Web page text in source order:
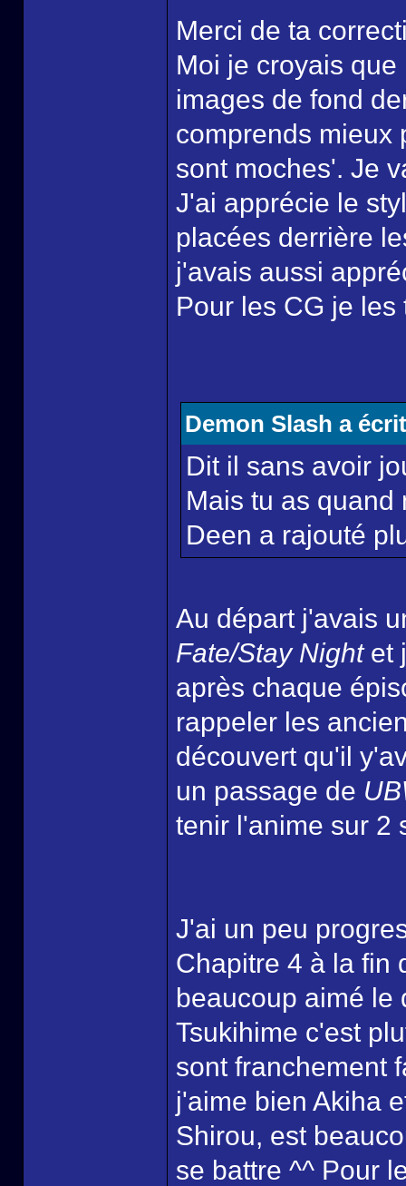
Merci de ta
Moi je croyais
images de fond
comprends
sont moches'. Je
J'ai apprécie le
placées derrière
j'avais aussi
Pour les CG je
Demon Slash a
Dit il sans avoir
Mais tu as quand
Deen a rajouté
Au départ j'avais
Fate/Stay Nightet
après chaque
rappeler les
découvert qu'il
un passage de
tenir l'anime sur 2
J'ai un peu
Chapitre 4 à la fin
beaucoup aimé le
Tsukihime c'est
sont franchement
j'aime bien Akiha
Shirou, est
se battre ^^ Pour